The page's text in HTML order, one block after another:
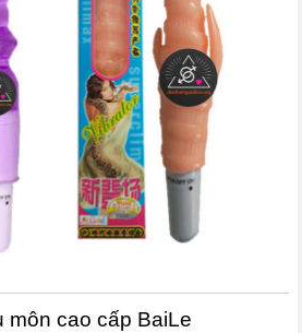
môn cao cấp BaiLe